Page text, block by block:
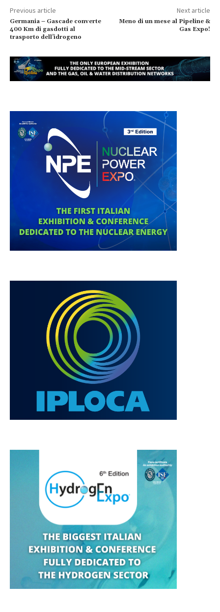
Previous article
Germania – Gascade converte
400 Km di gasdotti al
trasporto dell’idrogeno
Next article
Meno di un mese al Pipeline &
Gas Expo!